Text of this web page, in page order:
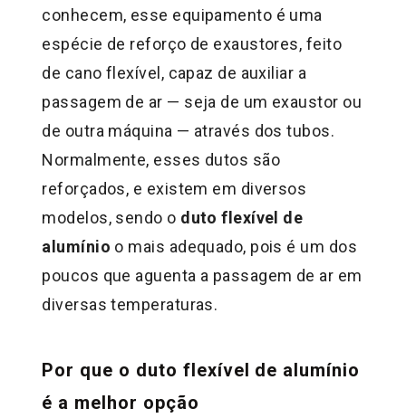
conhecem, esse equipamento é uma
espécie de reforço de exaustores, feito
de cano flexível, capaz de auxiliar a
passagem de ar — seja de um exaustor ou
de outra máquina — através dos tubos.
Normalmente, esses dutos são
reforçados, e existem em diversos
modelos, sendo o duto flexível de
alumínio o mais adequado, pois é um dos
poucos que aguenta a passagem de ar em
diversas temperaturas.
Por que o duto flexível de alumínio
é a melhor opção